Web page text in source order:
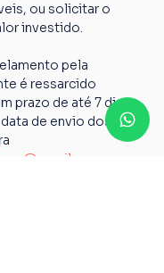
ou solicitar o
investido.
pela
é ressarcido
prazo de até 7 dias
de envio dos